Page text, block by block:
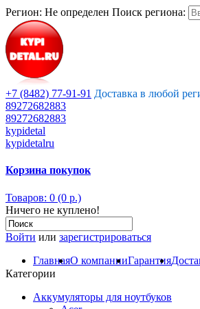
Регион: Не определен Поиск региона:
+7 (8482) 77-91-91 Доставка в любой
89272682883
89272682883
kypidetal
kypidetalru
Корзина покупок
Товаров: 0 (0 р.)
Ничего не куплено!
Войти или зарегистрироваться
ГлавнаяО компанииГарантия
Категории
Аккумуляторы для ноутбуков